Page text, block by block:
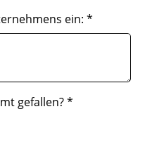
ein: *
gefallen?*